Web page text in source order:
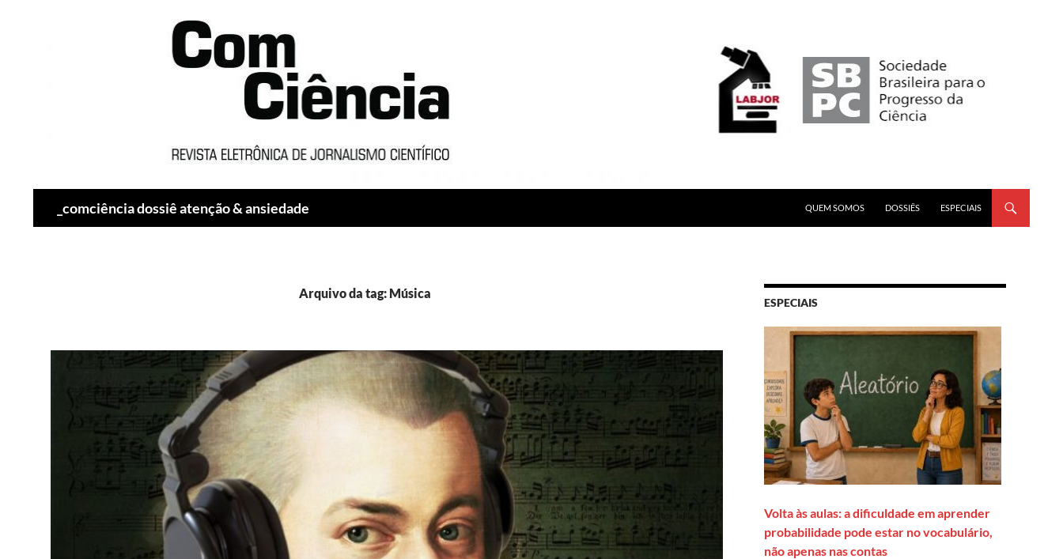
_comciência dossiê atenção & ansiedade
QUEM SOMOS
DOSSIÊS ESPECIAIS
Arquivo da tag: Música
ESPECIAIS
Volta às aulas: a dificuldade em aprender
probabilidade pode estar no vocabulário,
não apenas nas contas